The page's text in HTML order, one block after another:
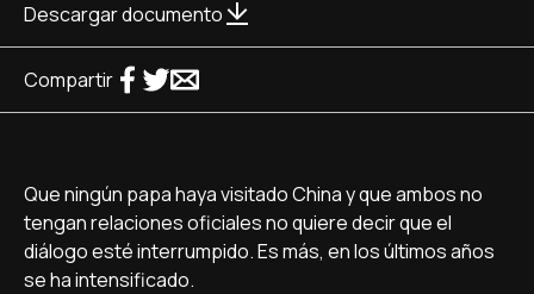
Descargar documento
Compartir
Que ningún papa haya visitado China y que ambos no
tengan relaciones oficiales no quiere decir que el
diálogo esté interrumpido. Es más, en los últimos años
se ha intensificado.